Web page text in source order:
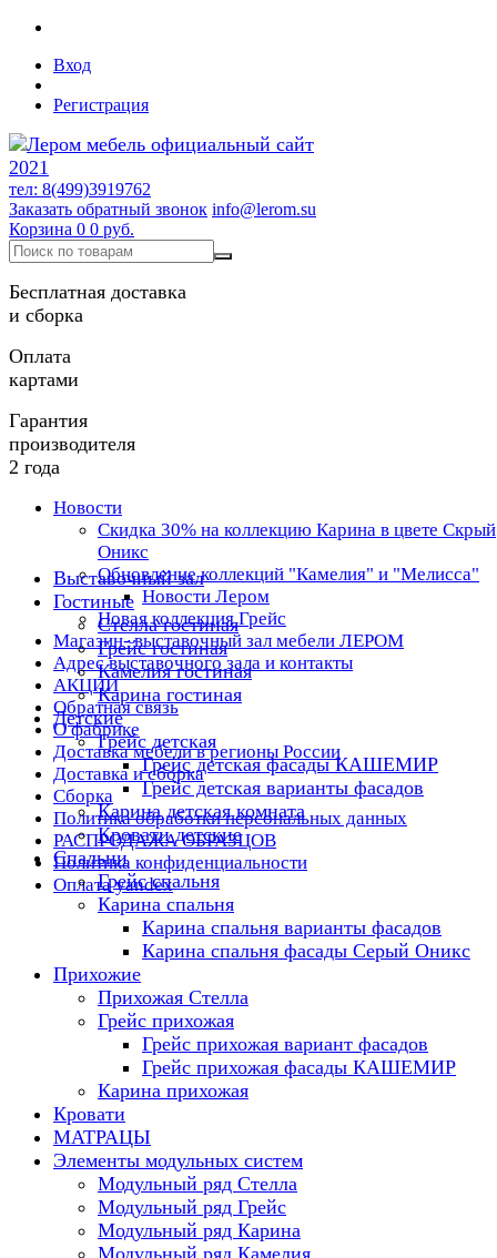
Вход
Регистрация
тел: 8(499)3919762
Заказать обратный звонок info@lerom.su
Корзина 0 0 руб.
Бесплатная доставка
и сборка
Оплата
картами
Гарантия
производителя
2 года
Новости
Скидка 30% на коллекцию Карина в цвете Скрый
Оникс
Обновление коллекций "Камелия" и "Мелисса"
Новости Лером
Новая коллекция Грейс
Магазин- выставочный зал мебели ЛЕРОМ
Адрес выставочного зала и контакты
АКЦИИ
Обратная связь
О фабрике
Доставка мебели в регионы России
Доставка и сборка
Сборка
Политика обработки персональных данных
РАСПРОДАЖА ОБРАЗЦОВ
Политика конфиденциальности
Оплата yandex
Выставочный зал
Гостиные
Стелла гостиная
Грейс гостиная
Камелия гостиная
Карина гостиная
Детские
Грейс детская
Грейс детская фасады КАШЕМИР
Грейс детская варианты фасадов
Карина детская комната
Кровати детские
Спальни
Грейс спальня
Карина спальня
Карина спальня варианты фасадов
Карина спальня фасады Серый Оникс
Прихожие
Прихожая Стелла
Грейс прихожая
Грейс прихожая вариант фасадов
Грейс прихожая фасады КАШЕМИР
Карина прихожая
Кровати
МАТРАЦЫ
Элементы модульных систем
Модульный ряд Стелла
Модульный ряд Грейс
Модульный ряд Карина
Модульный ряд Камелия